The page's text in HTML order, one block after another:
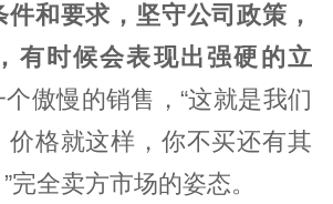
和要求，坚守公司政策，
有时候会表现出强硬的立
傲慢的销售，“这就是我们
价格就这样，你不买还有其
完全卖方市场的姿态。